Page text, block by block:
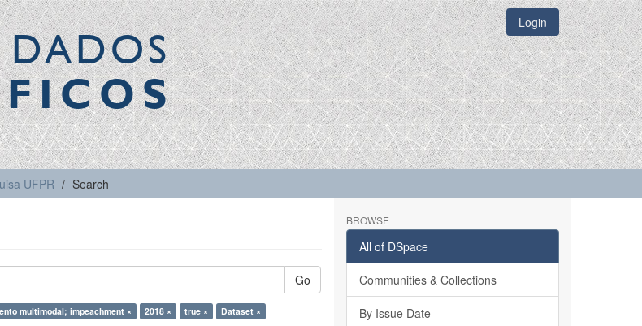
DADOS Login
UFPR Search
Go
multimodal; impeachment × 2018 × true × Dataset ×
BROWSE
All of DSpace
Communities & Collections
By Issue Date